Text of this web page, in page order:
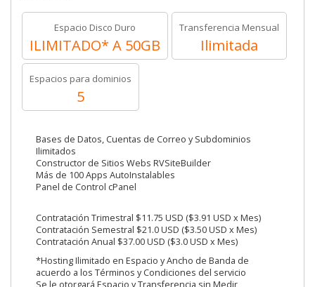
Espacio Disco Duro
ILIMITADO* A 50GB
Transferencia Mensual
Ilimitada
Espacios para dominios
5
Bases de Datos, Cuentas de Correo y Subdominios
Ilimitados
Constructor de Sitios Webs RVSiteBuilder
Más de 100 Apps AutoInstalables
Panel de Control cPanel
Contratación Trimestral $11.75 USD ($3.91 USD x Mes)
Contratación Semestral $21.0 USD ($3.50 USD x Mes)
Contratación Anual $37.00 USD ($3.0 USD x Mes)
*Hosting Ilimitado en Espacio y Ancho de Banda de
acuerdo a los Términos y Condiciones del servicio
Se le otorgará Espacio y Transferencia sin Medir